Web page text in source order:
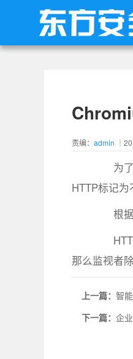
责编： admin ｜
为了
HTTP标记为
根据
HTTP
那么监视者
上一篇：智
下一篇：企